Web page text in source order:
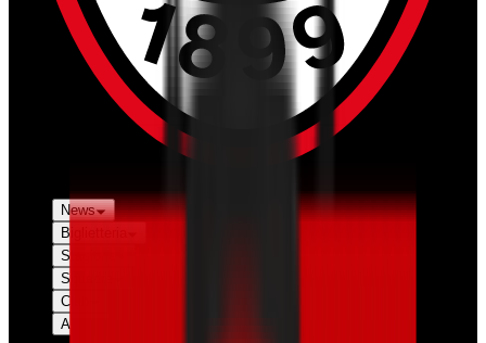
News
Biglietteria
Stagione
Squadre
Club
Altro